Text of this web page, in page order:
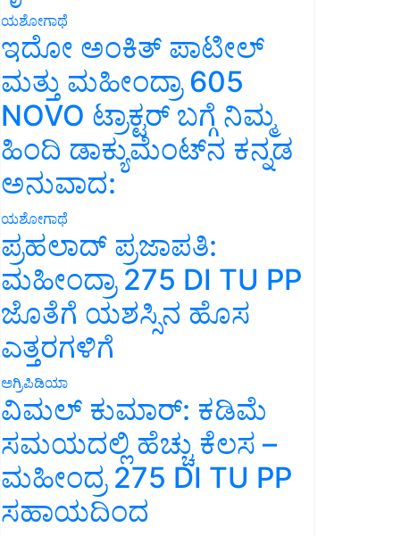
ಯಶೋಗಾಥೆ
ಇದೋ ಅಂಕಿತ್ ಪಾಟೀಲ್
ಮತ್ತು ಮಹೀಂದ್ರಾ 605
NOVO ಟ್ರಾಕ್ಟರ್ ಬಗ್ಗೆ ನಿಮ್ಮ
ಹಿಂದಿ ಡಾಕ್ಯುಮೆಂಟ್‌ನ ಕನ್ನಡ
ಅನುವಾದ:
ಯಶೋಗಾಥೆ
ಪ್ರಹಲಾದ್ ಪ್ರಜಾಪತಿ:
ಮಹೀಂದ್ರಾ 275 DI TU PP
ಜೊತೆಗೆ ಯಶಸ್ಸಿನ ಹೊಸ
ಎತ್ತರಗಳಿಗೆ
ಅಗ್ರಿಪಿಡಿಯಾ
ವಿಮಲ್ ಕುಮಾರ್: ಕಡಿಮೆ
ಸಮಯದಲ್ಲಿ ಹೆಚ್ಚು ಕೆಲಸ –
ಮಹೀಂದ್ರ 275 DI TU PP
ಸಹಾಯದಿಂದ